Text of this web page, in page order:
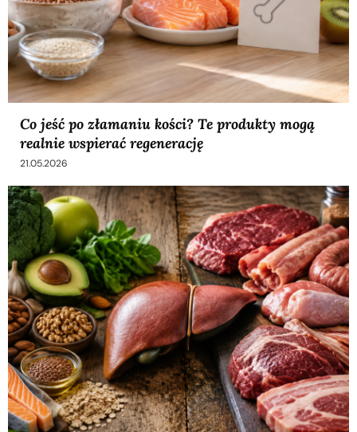
Co jeść po złamaniu kości? Te produkty mogą
realnie wspierać regenerację
21.05.2026